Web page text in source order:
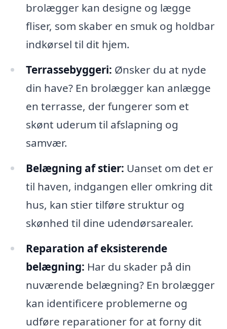
brolægger kan designe og lægge
fliser, som skaber en smuk og holdbar
indkørsel til dit hjem.
Terrassebyggeri: Ønsker du at nyde
din have? En brolægger kan anlægge
en terrasse, der fungerer som et
skønt uderum til afslapning og
samvær.
Belægning af stier: Uanset om det er
til haven, indgangen eller omkring dit
hus, kan stier tilføre struktur og
skønhed til dine udendørsarealer.
Reparation af eksisterende
belægning: Har du skader på din
nuværende belægning? En brolægger
kan identificere problemerne og
udføre reparationer for at forny dit